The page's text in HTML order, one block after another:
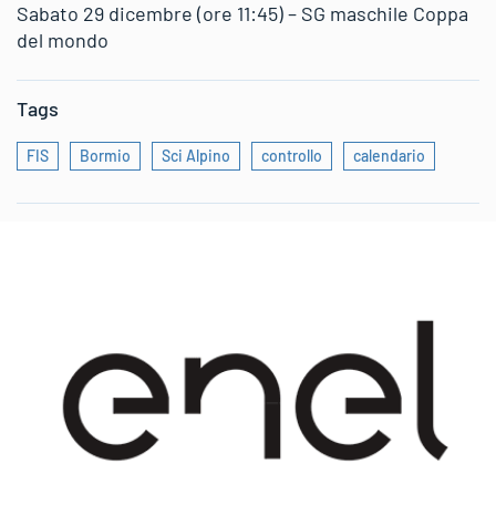
Sabato 29 dicembre (ore 11:45) – SG maschile Coppa
del mondo
Tags
FIS Bormio Sci Alpino controllo calendario